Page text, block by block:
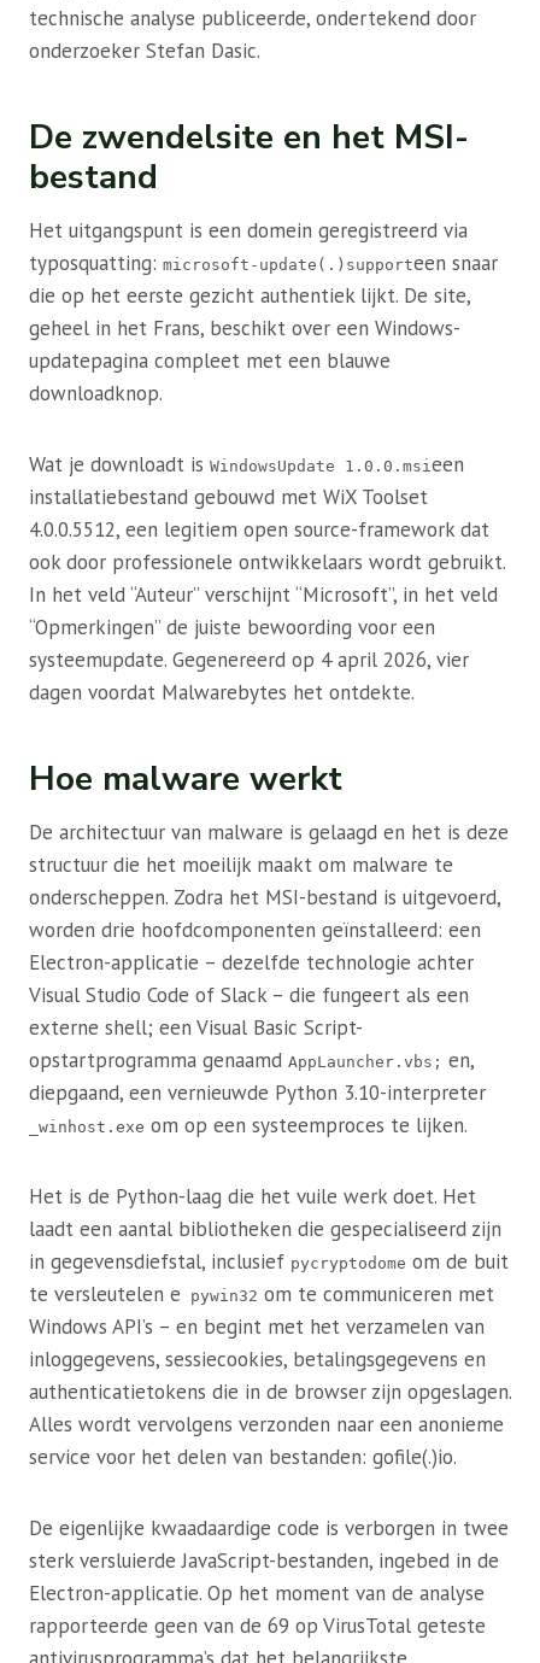
technische analyse publiceerde, ondertekend door
onderzoeker Stefan Dasic.
De zwendelsite en het MSI-
bestand
Het uitgangspunt is een domein geregistreerd via
typosquatting: microsoft-update(.)supporteen snaar
die op het eerste gezicht authentiek lijkt. De site,
geheel in het Frans, beschikt over een Windows-
updatepagina compleet met een blauwe
downloadknop.
Wat je downloadt is WindowsUpdate 1.0.0.msieen
installatiebestand gebouwd met WiX Toolset
4.0.0.5512, een legitiem open source-framework dat
ook door professionele ontwikkelaars wordt gebruikt.
In het veld “Auteur” verschijnt “Microsoft”, in het veld
“Opmerkingen” de juiste bewoording voor een
systeemupdate. Gegenereerd op 4 april 2026, vier
dagen voordat Malwarebytes het ontdekte.
Hoe malware werkt
De architectuur van malware is gelaagd en het is deze
structuur die het moeilijk maakt om malware te
onderscheppen. Zodra het MSI-bestand is uitgevoerd,
worden drie hoofdcomponenten geïnstalleerd: een
Electron-applicatie – dezelfde technologie achter
Visual Studio Code of Slack – die fungeert als een
externe shell; een Visual Basic Script-
opstartprogramma genaamd AppLauncher.vbs; en,
diepgaand, een vernieuwde Python 3.10-interpreter
_winhost.exe om op een systeemproces te lijken.
Het is de Python-laag die het vuile werk doet. Het
laadt een aantal bibliotheken die gespecialiseerd zijn
in gegevensdiefstal, inclusief pycryptodome om de buit
te versleutelen e pywin32 om te communiceren met
Windows API’s – en begint met het verzamelen van
inloggegevens, sessiecookies, betalingsgegevens en
authenticatietokens die in de browser zijn opgeslagen.
Alles wordt vervolgens verzonden naar een anonieme
service voor het delen van bestanden: gofile(.)io.
De eigenlijke kwaadaardige code is verborgen in twee
sterk versluierde JavaScript-bestanden, ingebed in de
Electron-applicatie. Op het moment van de analyse
rapporteerde geen van de 69 op VirusTotal geteste